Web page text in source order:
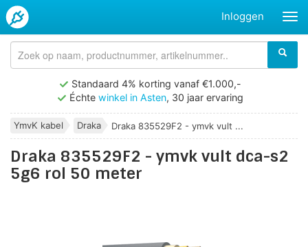
Inloggen
Standaard 4% korting vanaf €1.000,-
Échte winkel in Asten, 30 jaar ervaring
YmvK kabel Draka Draka 835529F2 - ymvk vult ...
Draka 835529F2 - ymvk vult dca-s2
5g6 rol 50 meter